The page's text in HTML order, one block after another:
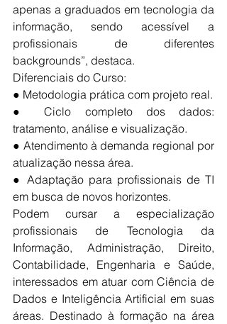
apenas a graduados em tecnologia da
informação, sendo acessível a
profissionais de diferentes
backgrounds”, destaca.
Diferenciais do Curso:
● Metodologia prática com projeto real.
● Ciclo completo dos dados:
tratamento, análise e visualização.
● Atendimento à demanda regional por
atualização nessa área.
● Adaptação para profissionais de TI
em busca de novos horizontes.
Podem cursar a especialização
profissionais de Tecnologia da
Informação, Administração, Direito,
Contabilidade, Engenharia e Saúde,
interessados em atuar com Ciência de
Dados e Inteligência Artificial em suas
áreas. Destinado à formação na área